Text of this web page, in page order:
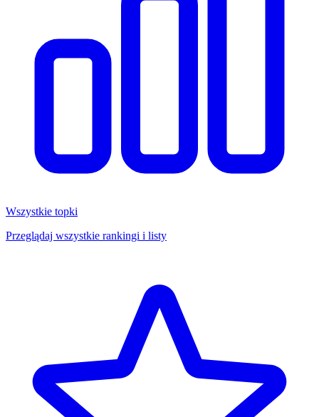
Wszystkie topki
Przeglądaj wszystkie rankingi i listy